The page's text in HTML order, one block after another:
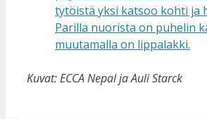
Kuvat: ECCA Nepal ja Auli Starck